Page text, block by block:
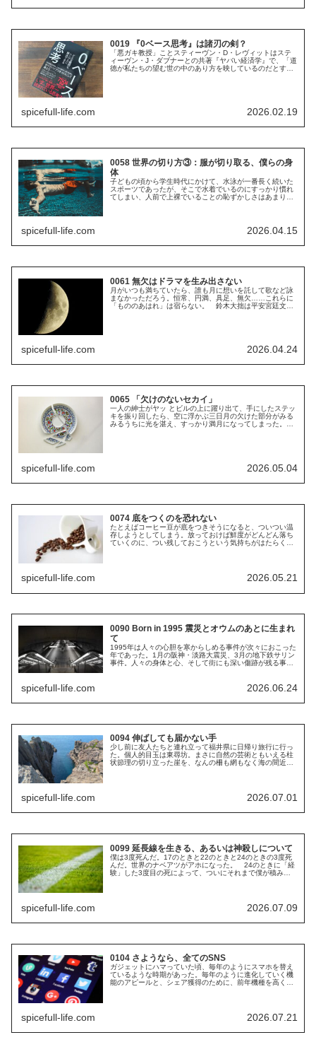
0019 『0ベース思考』は諸刃の剣？
「悪ガキ教授」ことスティーヴン・D・レヴィットはステ
ィーヴン・J・ダブナーとの共著『ヤバい経済学』で、「道
徳が私たちの望む世の中のあり方を映しているのだとする
spicefull-life.com 2026.02.19
0058 世界の切り方③：服が切り取る、僕らの身
体
子どもの頃から学生時代にかけて、水泳が一番長く続いた
スポーツであったが、そこで水着でいるのにすっかり慣れ
てしまい、人前で上裸でいることの恥ずかしさはあまりな
spicefull-life.com 2026.04.15
0061 無欠はドラマを生み出さない
月がいつも満ちていたら、誰も月に想いを託して歌など詠
まなかっただろう。恒常、円満、具足、無欠……これらに
「もののあはれ」は宿らない。 鈴木大拙は平安宮廷文学
spicefull-life.com 2026.04.24
0065 「欠けのないセカイ」
一人の紳士がヤッ とビルの上に躍り出て、手にしたステッ
キを振り回したら、空に浮かぶ三日月の欠けた部分がみる
みるうちに光を湛え、すっかり満月になってしまった。そ
spicefull-life.com 2026.05.04
0074 底をつくのを恐れない
たとえばコーヒー豆が底をつきそうになると、ついつい温
存しようとしてしまう。放っておけば鮮度がどんどん落ち
ていくのに、つい残しておこうという気持ちがはたらく。
spicefull-life.com 2026.05.21
0090 Born in 1995 震災とオウムのあとに生まれ
て
1995年は人々の心胆を寒からしめる事件が次々におこった
年であった。1月の阪神・淡路大震災、3月の地下鉄サリン
事件。人々の身体と心、そして街にも深い傷跡が残る事件
spicefull-life.com 2026.06.24
0094 伸ばしても届かない手
少し前に友人たちと連れ立って福井県に日帰り旅行に行っ
た。個人的目玉は東尋坊。まさに自然の芸術ともいえる柱
状節理の切り立った崖を、なんの柵も網もなく海の間近ま
spicefull-life.com 2026.07.01
0099 延長線を生きる、あるいは神殺しについて
僕は3度死んだ。17のときと22のときと24のときの3度死
んだ。世界のナベアツがアホになった。 24のときに「経
験」した3度目の死によって、ついにそれまで僕が積み重
spicefull-life.com 2026.07.09
0104 さようなら、全てのSNS
ガジェットにハマっていた頃、毎年のようにスマホを替え
ているような時期があった。毎年のように進化していく機
能のアピールと、シェア獲得のために、前年機種を高く下
spicefull-life.com 2026.07.21